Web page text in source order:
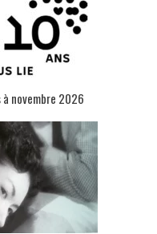
novembre 2026